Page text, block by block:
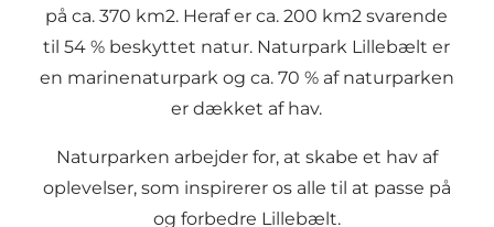
på ca. 370 km2. Heraf er ca. 200 km2 svarende
til 54 % beskyttet natur. Naturpark Lillebælt er
en marinenaturpark og ca. 70 % af naturparken
er dækket af hav.
Naturparken arbejder for, at skabe et hav af
oplevelser, som inspirerer os alle til at passe på
og forbedre Lillebælt.